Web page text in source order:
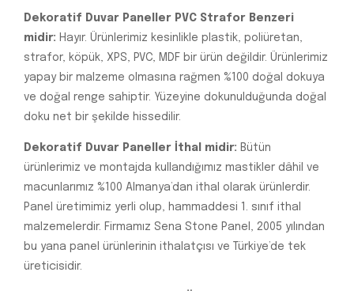
Dekoratif Duvar Paneller PVC Strafor Benzeri
midir: Hayır. Ürünlerimiz kesinlikle plastik, poliüretan,
strafor, köpük, XPS, PVC, MDF bir ürün değildir. Ürünlerimiz
yapay bir malzeme olmasına rağmen %100 doğal dokuya
ve doğal renge sahiptir. Yüzeyine dokunulduğunda doğal
doku net bir şekilde hissedilir.
Dekoratif Duvar Paneller İthal midir: Bütün
ürünlerimiz ve montajda kullandığımız mastikler dâhil ve
macunlarımız %100 Almanya’dan ithal olarak ürünlerdir.
Panel üretimimiz yerli olup, hammaddesi 1. sınıf ithal
malzemelerdir. Firmamız Sena Stone Panel, 2005 yılından
bu yana panel ürünlerinin ithalatçısı ve Türkiye’de tek
üreticisidir.